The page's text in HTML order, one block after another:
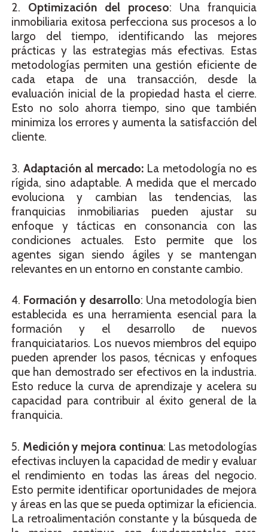
2. Optimización del proceso: Una franquicia
inmobiliaria exitosa perfecciona sus procesos a lo
largo del tiempo, identificando las mejores
prácticas y las estrategias más efectivas. Estas
metodologías permiten una gestión eficiente de
cada etapa de una transacción, desde la
evaluación inicial de la propiedad hasta el cierre.
Esto no solo ahorra tiempo, sino que también
minimiza los errores y aumenta la satisfacción del
cliente.
3. Adaptación al mercado:La metodología no es
rígida, sino adaptable. A medida que el mercado
evoluciona y cambian las tendencias, las
franquicias inmobiliarias pueden ajustar su
enfoque y tácticas en consonancia con las
condiciones actuales. Esto permite que los
agentes sigan siendo ágiles y se mantengan
relevantes en un entorno en constante cambio.
4. Formación y desarrollo: Una metodología bien
establecida es una herramienta esencial para la
formación y el desarrollo de nuevos
franquiciatarios. Los nuevos miembros del equipo
pueden aprender los pasos, técnicas y enfoques
que han demostrado ser efectivos en la industria.
Esto reduce la curva de aprendizaje y acelera su
capacidad para contribuir al éxito general de la
franquicia.
5. Medición y mejora continua: Las metodologías
efectivas incluyen la capacidad de medir y evaluar
el rendimiento en todas las áreas del negocio.
Esto permite identificar oportunidades de mejora
y áreas en las que se pueda optimizar la eficiencia.
La retroalimentación constante y la búsqueda de